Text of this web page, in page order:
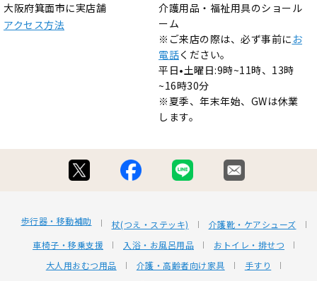
大阪府箕面市に実店舗
アクセス方法
介護用品・福祉用具のショール
ーム
※ご来店の際は、必ず事前に お
電話ください。
平日•土曜日:9時~11時、13時
~16時30分
※夏季、年末年始、GWは休業
します。
歩行器・移動補助 杖(つえ・ステッキ)
介護靴・ケアシューズ
車椅子・移乗支援
入浴・お風呂用品
おトイレ・排せつ
大人用おむつ用品
介護・高齢者向け家具
手すり